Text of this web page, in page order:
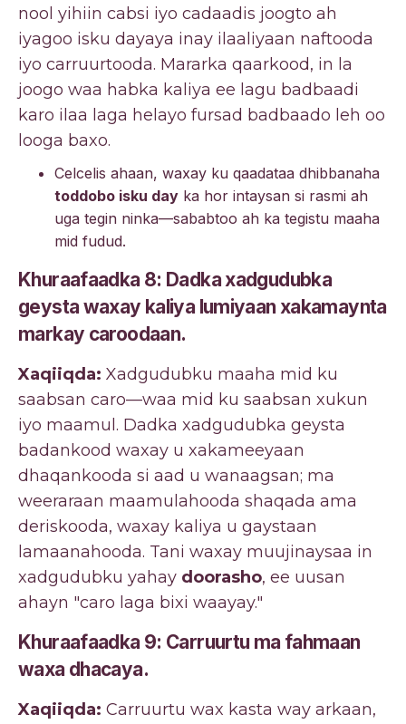
nool yihiin cabsi iyo cadaadis joogto ah
iyagoo isku dayaya inay ilaaliyaan naftooda
iyo carruurtooda. Mararka qaarkood, in la
joogo waa habka kaliya ee lagu badbaadi
karo ilaa laga helayo fursad badbaado leh oo
looga baxo.
Celcelis ahaan, waxay ku qaadataa dhibbanaha
toddobo isku day ka hor intaysan si rasmi ah
uga tegin ninka—sababtoo ah ka tegistu maaha
mid fudud.
Khuraafaadka 8: Dadka xadgudubka
geysta waxay kaliya lumiyaan xakamaynta
markay caroodaan.
Xaqiiqda: Xadgudubku maaha mid ku
saabsan caro—waa mid ku saabsan xukun
iyo maamul. Dadka xadgudubka geysta
badankood waxay u xakameeyaan
dhaqankooda si aad u wanaagsan; ma
weeraraan maamulahooda shaqada ama
deriskooda, waxay kaliya u gaystaan
lamaanahooda. Tani waxay muujinaysaa in
xadgudubku yahay doorasho, ee uusan
ahayn "caro laga bixi waayay."
Khuraafaadka 9: Carruurtu ma fahmaan
waxa dhacaya.
Xaqiiqda: Carruurtu wax kasta way arkaan,